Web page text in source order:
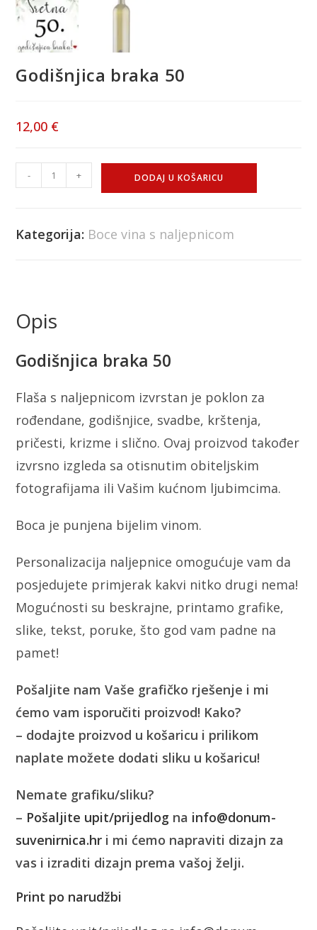
Godišnjica braka 50
12,00 €
- + DODAJ U KOŠARICU
Kategorija: Boce vina s naljepnicom
Opis
Godišnjica braka 50
Flaša s naljepnicom izvrstan je poklon za
rođendane, godišnjice, svadbe, krštenja,
pričesti, krizme i slično. Ovaj proizvod također
izvrsno izgleda sa otisnutim obiteljskim
fotografijama ili Vašim kućnom ljubimcima.
Boca je punjena bijelim vinom.
Personalizacija naljepnice omogućuje vam da
posjedujete primjerak kakvi nitko drugi nema!
Mogućnosti su beskrajne, printamo grafike,
slike, tekst, poruke, što god vam padne na
pamet!
Pošaljite nam Vaše grafičko rješenje i mi
ćemo vam isporučiti proizvod! Kako?
– dodajte proizvod u košaricu i prilikom
naplate možete dodati sliku u košaricu!
Nemate grafiku/sliku?
– Pošaljite upit/prijedlog na info@donum-
suvenirnica.hr i mi ćemo napraviti dizajn za
vas i izraditi dizajn prema vašoj želji.
Print po narudžbi